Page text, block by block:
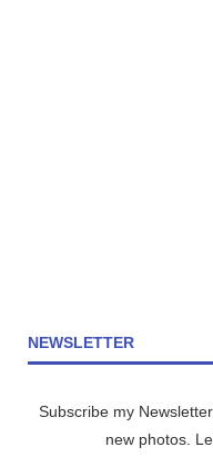
NEWSLETTER
Subscribe my
new photos.